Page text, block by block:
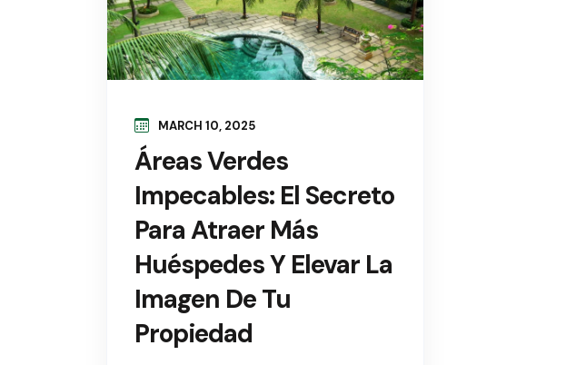
Áreas Verdes
Impecables: El Secreto
Para Atraer Más
Huéspedes Y Elevar La
Imagen De Tu
Propiedad
MARCH 10, 2025